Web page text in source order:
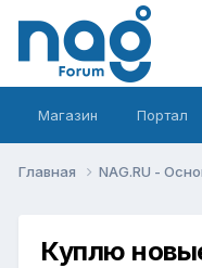
Магазин Портал
Главная NAG.RU -
Куплю